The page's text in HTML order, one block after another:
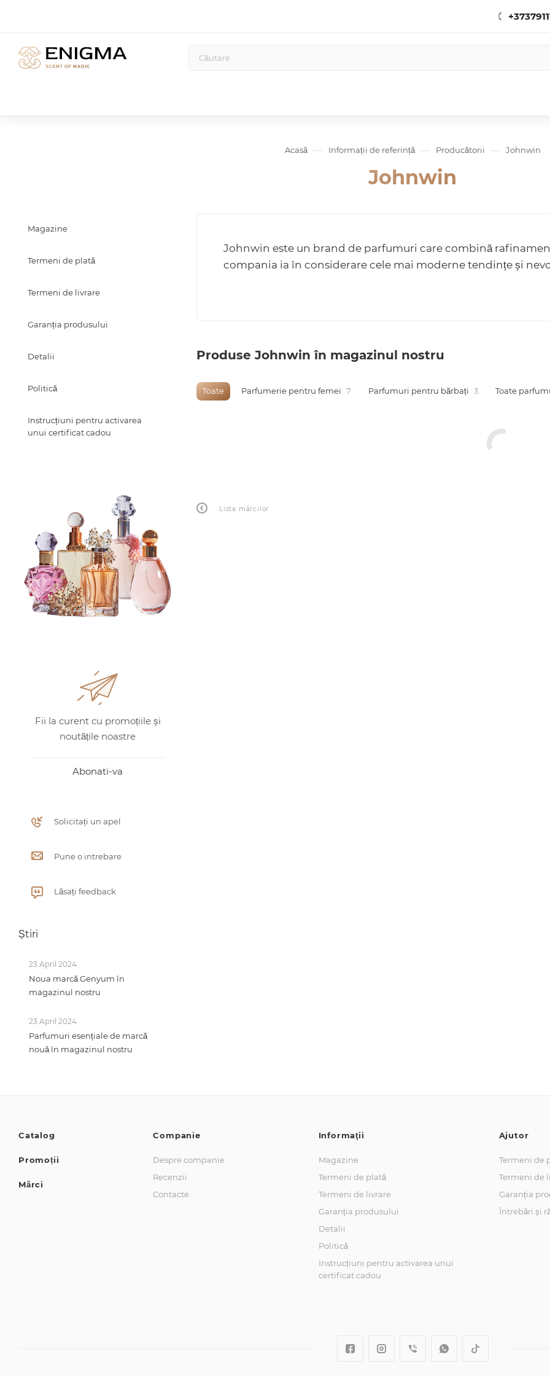
Acasă — Informații de referință — Producătorii — Johnwin
Johnwin
Johnwin este un brand de parfumuri care combină
compania ia în considerare cele mai moderne tendințe și
Produse Johnwin în magazinul nostru
Toate Parfumerie pentru femei 7 Parfumuri pentru bărbați 3 Toate
Lista mărcilor
Magazine
Termeni de plată
Termeni de livrare
Garanția produsului
Detalii
Politică
Instrucțiuni pentru activarea
unui certificat cadou
Fii la curent cu promoțiile și
noutățile noastre
Abonati-va
Solicitați un apel
Pune o intrebare
Lăsați feedback
Știri
23 April 2024
Noua marcă Genyum în
magazinul nostru
23 April 2024
Parfumuri esențiale de marcă
nouă în magazinul nostru
Catalog
Promoții
Mărci
Companie
Despre companie
Recenzii
Contacte
Informaţii
Magazine
Termeni de plată
Termeni de livrare
Garanția produsului
Detalii
Politică
Instrucțiuni pentru activarea unui
certificat cadou
Ajutor
Termeni de
Termeni de
Garanția
Întrebări și